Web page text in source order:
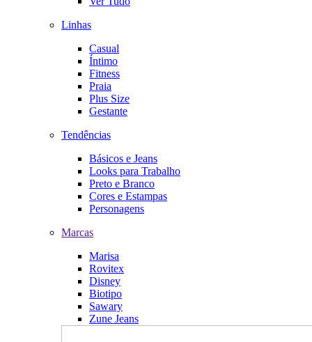
Linhas
Casual
Íntimo
Fitness
Praia
Plus Size
Gestante
Tendências
Básicos e Jeans
Looks para Trabalho
Preto e Branco
Cores e Estampas
Personagens
Marcas
Marisa
Rovitex
Disney
Biotipo
Sawary
Zune Jeans